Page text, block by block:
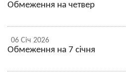
Обмеження на четвер
06 Січ 2026
Обмеження на 7 січня